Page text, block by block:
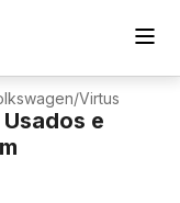
/Virtus
e